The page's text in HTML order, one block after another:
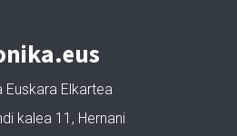
Euskara Elkartea
kalea 11, Hernani